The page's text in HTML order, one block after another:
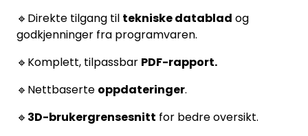
🔹Direkte tilgang til tekniske datablad og
godkjenninger fra programvaren.
🔹Komplett, tilpassbar PDF-rapport.
🔹Nettbaserte oppdateringer.
🔹 3D-brukergrensesnitt for bedre oversikt.